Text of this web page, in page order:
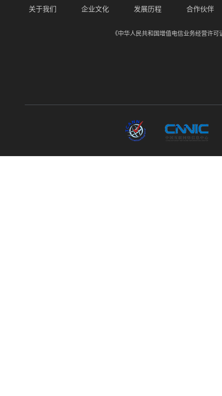
关于我们 企业文化 发展历程 合作伙伴
《中华人民共和国增值电信业务经营许